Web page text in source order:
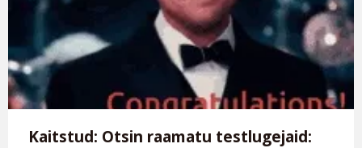
Kaitstud: Otsin raamatu testlugejaid: